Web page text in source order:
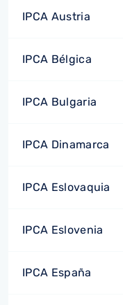
IPCA Austria
IPCA Bélgica
IPCA Bulgaria
IPCA Dinamarca
IPCA Eslovaquia
IPCA Eslovenia
IPCA España